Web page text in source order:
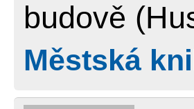
budově
Městská